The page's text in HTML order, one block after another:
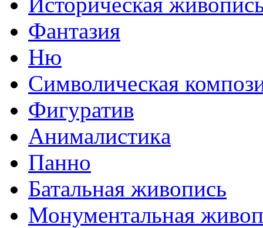
Фантазия
Ню
Символическая
Фигуратив
Анималистикa
Панно
Батальная живопись
Монументальная